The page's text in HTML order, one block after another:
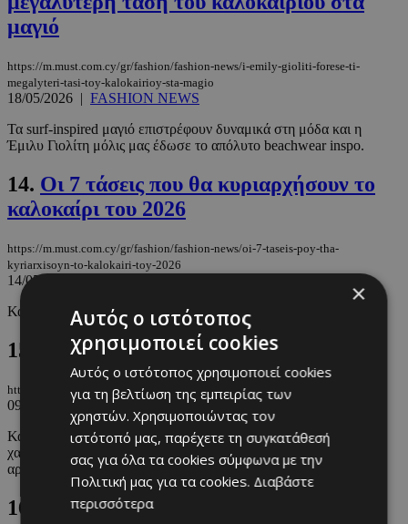
μαγιό
https://m.must.com.cy/gr/fashion/fashion-news/i-emily-gioliti-forese-ti-
megalyteri-tasi-toy-kalokairioy-sta-magio
18/05/2026 | FASHION NEWS
Τα surf-inspired μαγιό επιστρέφουν δυναμικά στη μόδα και η
Έμιλυ Γιολίτη μόλις μας έδωσε το απόλυτο beachwear inspo.
14. Οι 7 τάσεις που θα κυριαρχήσουν το
καλοκαίρι του 2026
https://m.must.com.cy/gr/fashion/fashion-news/oi-7-taseis-poy-tha-
kyriarxisoyn-to-kalokairi-toy-2026
14/05/2026
Και πως να τις υιοθετήσετε με κομμάτια της αγοράς.
15. Ξεπερνώντας τα ανθρώπινα όρια
https://m.must.com.cy/gr/wknd-by-must/xepernwntas-ta-anthrwpina-oria
09/05/2026|
WKND BY MUST
Κάποιοι χαρακτηρίστηκαν παράτολμοι, ενώ άλλοι ίσως
χαρακτηρίστηκαν ακόμα και τρελοί. Όλοι όμως είχαν κάτι κοινό,
αρνήθηκαν ...
16.
Εκτός γυναικείων Ολυμπιακών
×
Αυτός ο ιστότοπος
χρησιμοποιεί cookies
Αυτός ο ιστότοπος χρησιμοποιεί cookies
για τη βελτίωση της εμπειρίας των
χρηστών. Χρησιμοποιώντας τον
ιστότοπό μας, παρέχετε τη συγκατάθεσή
σας για όλα τα cookies σύμφωνα με την
Πολιτική μας για τα cookies. Διαβάστε
περισσότερα